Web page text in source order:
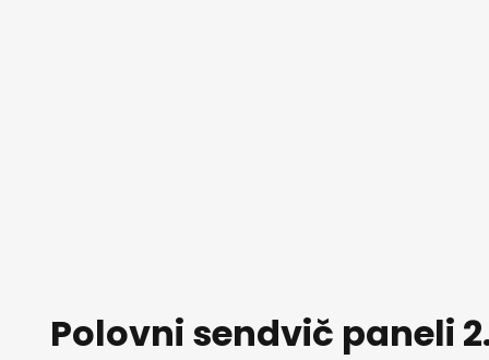
Polovni sendvič paneli